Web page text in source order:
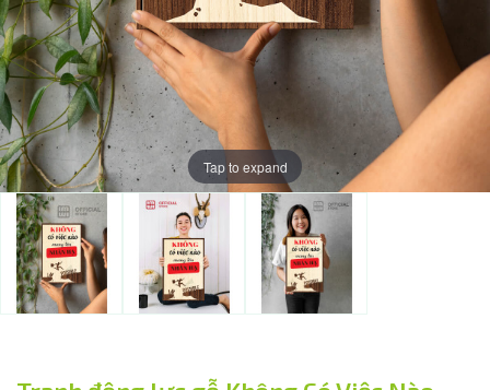
Tap to expand